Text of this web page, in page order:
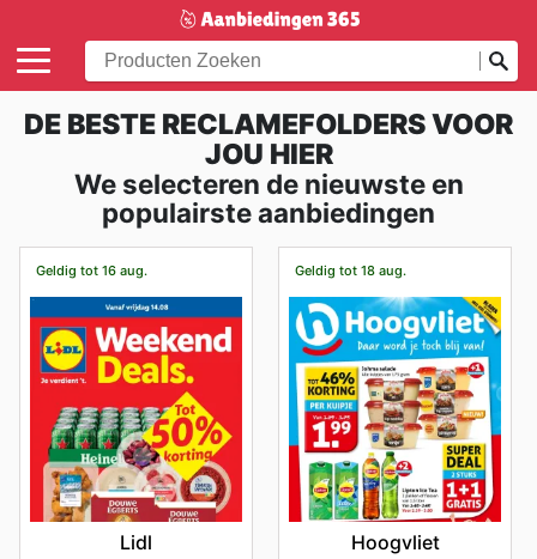
DE BESTE RECLAMEFOLDERS VOOR
JOU HIER
We selecteren de nieuwste en
populairste aanbiedingen
Geldig tot 16 aug.
Lidl
Geldig tot 18 aug.
Hoogvliet